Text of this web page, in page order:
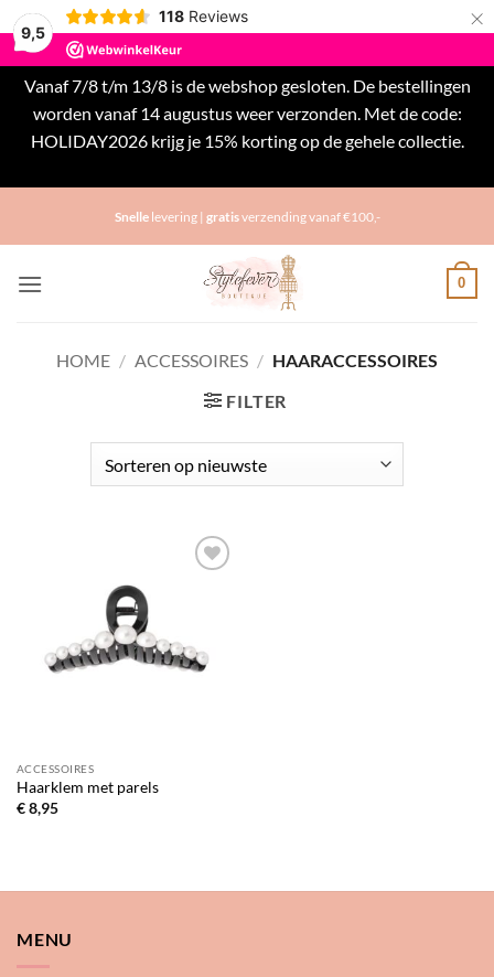
9,5
118 Reviews ×
Vanaf 7/8 t/m 13/8 is de webshop gesloten. De bestellingen
worden vanaf 14 augustus weer verzonden. Met de code:
HOLIDAY2026 krijg je 15% korting op de gehele collectie.
Snellelevering | gratisverzending vanaf €100,-
0
HOME / ACCESSOIRES / HAARACCESSOIRES
FILTER
ACCESSOIRES
Haarklem met parels
€8,95
MENU